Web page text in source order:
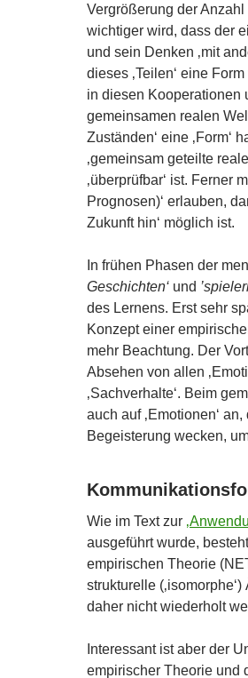
Vergrößerung der
wichtiger wird, dass der
und sein Denken ‚mit
dieses ‚Teilen‘ eine
in diesen Kooperationen
gemeinsamen realen
Zuständen‘ eine ‚Form‘
‚gemeinsam geteilte
‚überprüfbar‘ ist. Ferner
Prognosen)‘ erlauben,
Zukunft hin‘ möglich ist.
In frühen Phasen der
Geschichten‘ und
des Lernens. Erst sehr
Konzept einer
mehr Beachtung. Der
Absehen von allen
‚Sachverhalte‘. Beim
auch auf ‚Emotionen‘
Begeisterung wecken,
Wie im Text zur
ausgeführt wurde,
empirischen Theorie
strukturelle
daher nicht wiederholt
Interessant ist aber der
empirischer Theorie und